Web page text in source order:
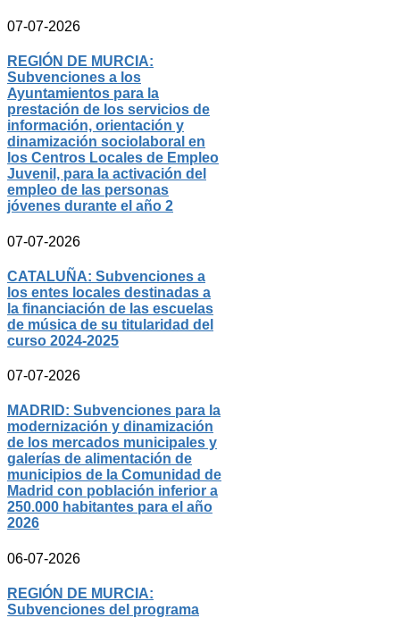
07-07-2026
REGIÓN DE MURCIA:
Subvenciones a los
Ayuntamientos para la
prestación de los servicios de
información, orientación y
dinamización sociolaboral en
los Centros Locales de Empleo
Juvenil, para la activación del
empleo de las personas
jóvenes durante el año 2
07-07-2026
CATALUÑA: Subvenciones a
los entes locales destinadas a
la financiación de las escuelas
de música de su titularidad del
curso 2024-2025
07-07-2026
MADRID: Subvenciones para la
modernización y dinamización
de los mercados municipales y
galerías de alimentación de
municipios de la Comunidad de
Madrid con población inferior a
250.000 habitantes para el año
2026
06-07-2026
REGIÓN DE MURCIA:
Subvenciones del programa